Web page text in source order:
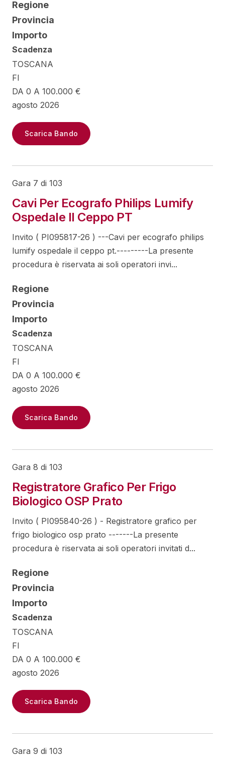
Regione
Provincia
Importo
Scadenza
TOSCANA
FI
DA 0 A 100.000 €
agosto 2026
Scarica Bando
Gara 7 di 103
Cavi Per Ecografo Philips Lumify
Ospedale Il Ceppo PT
Invito ( PI095817-26 ) ---Cavi per ecografo philips
lumify ospedale il ceppo pt.---------La presente
procedura è riservata ai soli operatori invi...
Regione
Provincia
Importo
Scadenza
TOSCANA
FI
DA 0 A 100.000 €
agosto 2026
Scarica Bando
Gara 8 di 103
Registratore Grafico Per Frigo
Biologico OSP Prato
Invito ( PI095840-26 ) - Registratore grafico per
frigo biologico osp prato -------La presente
procedura è riservata ai soli operatori invitati d...
Regione
Provincia
Importo
Scadenza
TOSCANA
FI
DA 0 A 100.000 €
agosto 2026
Scarica Bando
Gara 9 di 103